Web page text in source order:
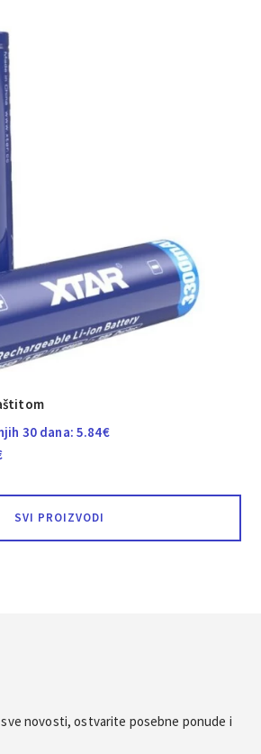
30 dana: 5.84€
SVI PROIZVODI
novosti, ostvarite posebne ponude i